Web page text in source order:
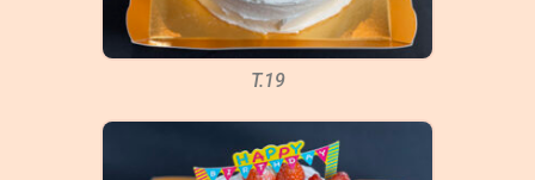
T.19